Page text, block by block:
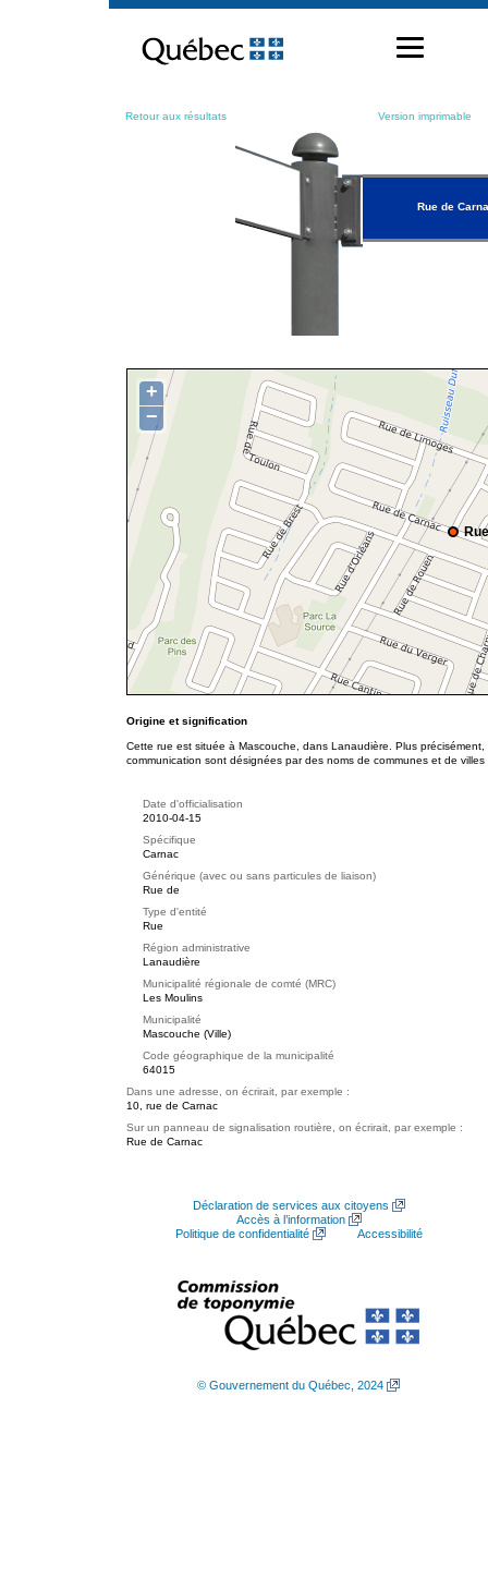
contenu
Retour aux résultats Version imprimable
Rue de
+
−
Origine et signification
Cette rue est située à Mascouche, dans Lanaudière. Plus
communication sont désignées par des noms de communes et de
Date d'officialisation
2010-04-15
Spécifique
Carnac
Générique (avec ou sans particules de liaison)
Rue de
Type d'entité
Rue
Région administrative
Lanaudière
Municipalité régionale de comté (MRC)
Les Moulins
Municipalité
Mascouche (Ville)
Code géographique de la municipalité
64015
Dans une adresse, on écrirait, par exemple :
10, rue de Carnac
Sur un panneau de signalisation routière, on écrirait, par exemple :
Rue de Carnac
Déclaration de services aux citoyens
Accès à l’information
Politique de confidentialité
Accessibilité
© Gouvernement du Québec, 2024